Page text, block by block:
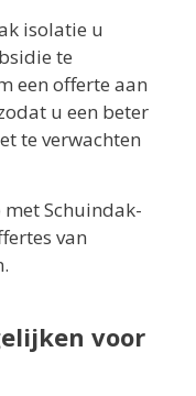
isolatie u
te
een offerte aan
u een beter
te verwachten
Schuindak-
van
voor